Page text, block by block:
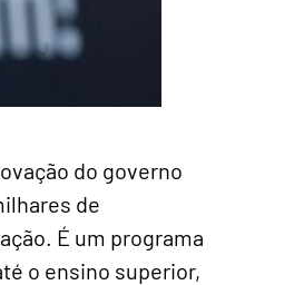
do governo
de
É um programa
o ensino superior,